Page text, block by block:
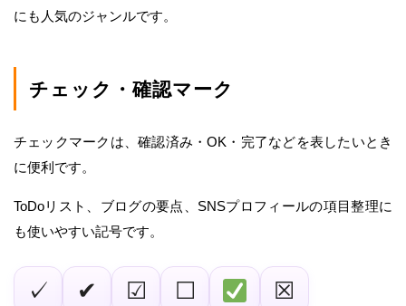
にも人気のジャンルです。
チェック・確認マーク
チェックマークは、確認済み・OK・完了などを表したいとき
に便利です。
ToDoリスト、ブログの要点、SNSプロフィールの項目整理に
も使いやすい記号です。
✓ ✔ ☑ ☐ ☒